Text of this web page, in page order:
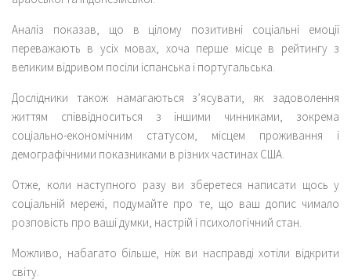
Аналіз показав, що в цілому позитивні соціальні емоції
переважають в усіх мовах, хоча перше місце в рейтингу з
великим відривом посіли іспанська і португальська.
Дослідники також намагаються з’ясувати, як задоволення
життям співвідноситься з іншими чинниками, зокрема
соціально-економічним статусом, місцем проживання і
демографічними показниками в різних частинах США.
Отже, коли наступного разу ви зберетеся написати щось у
соціальній мережі, подумайте про те, що ваш допис чимало
розповість про ваші думки, настрій і психологічний стан.
Можливо, набагато більше, ніж ви насправді хотіли відкрити
світу.